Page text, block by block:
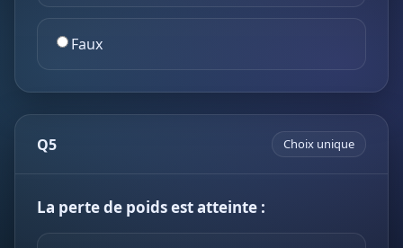
Faux
Q5 Choix unique
La perte de poids est atteinte :